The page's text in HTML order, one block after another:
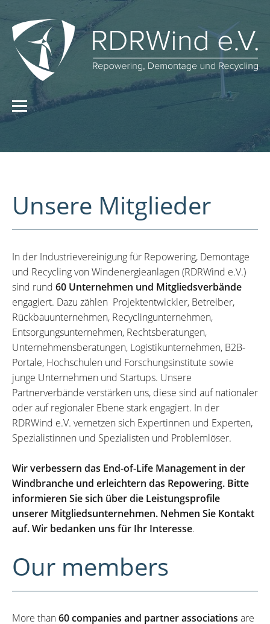
Unsere Mitglieder
In der Industrievereinigung für Repowering, Demontage
und Recycling von Windenergieanlagen (RDRWind e.V.)
sind rund 60 Unternehmen und Mitgliedsverbände
engagiert. Dazu zählen Projektentwickler, Betreiber,
Rückbauunternehmen, Recyclingunternehmen,
Entsorgungsunternehmen, Rechtsberatungen,
Unternehmensberatungen, Logistikunternehmen, B2B-
Portale, Hochschulen und Forschungsinstitute sowie
junge Unternehmen und Startups. Unsere
Partnerverbände verstärken uns, diese sind auf nationaler
oder auf regionaler Ebene stark engagiert. In der
RDRWind e.V. vernetzen sich Expertinnen und Experten,
Spezialistinnen und Spezialisten und Problemlöser.
Wir verbessern das End-of-Life Management in der
Windbranche und erleichtern das Repowering. Bitte
informieren Sie sich über die Leistungsprofile
unserer Mitgliedsunternehmen. Nehmen Sie Kontakt
auf. Wir bedanken uns für Ihr Interesse.
Our members
More than60 companies and partner associations are